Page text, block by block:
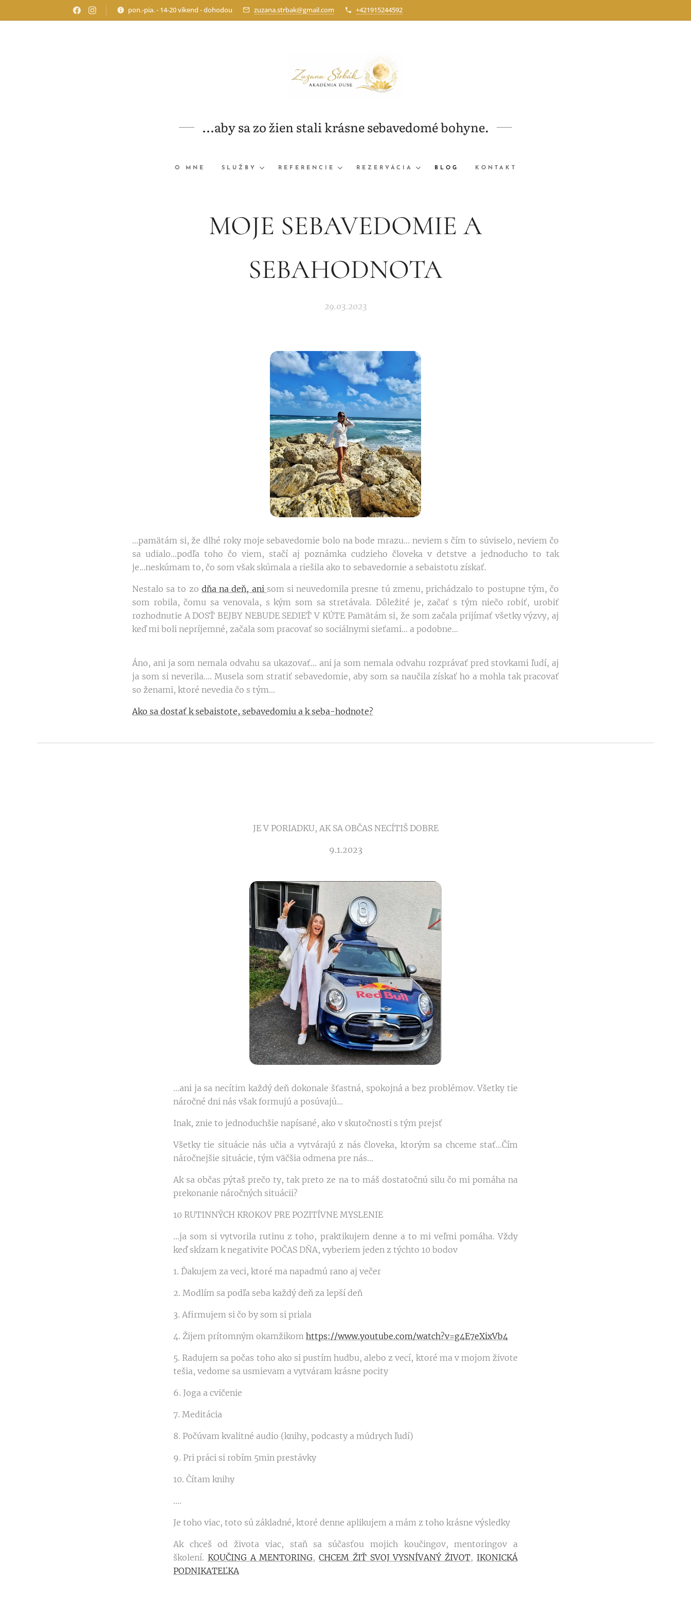
pon.-pia. - 14-20 víkend - dohodou zuzana.strbak@gmail.com +421915244592
...aby sa zo žien stali krásne sebavedomé bohyne.
O MNE SLUŽBY REFERENCIE REZERVÁCIA BLOG KONTAKT
MOJE SEBAVEDOMIE A
SEBAHODNOTA
29.03.2023
...pamätám si, že dlhé roky moje sebavedomie bolo na bode mrazu... neviem s čím to súviselo, neviem čo
sa udialo...podľa toho čo viem, stačí aj poznámka cudzieho človeka v detstve a jednoducho to tak
je...neskúmam to, čo som však skúmala a riešila ako to sebavedomie a sebaistotu získať.
Nestalo sa to zo dňa na deň, ani som si neuvedomila presne tú zmenu, prichádzalo to postupne tým, čo
som robila, čomu sa venovala, s kým som sa stretávala. Dôležité je, začať s tým niečo robiť, urobiť
rozhodnutie A DOSŤ BEJBY NEBUDE SEDIEŤ V KÚTE Pamätám si, že som začala prijímať všetky výzvy, aj
keď mi boli nepríjemné, začala som pracovať so sociálnymi sieťami... a podobne...
Áno, ani ja som nemala odvahu sa ukazovať... ani ja som nemala odvahu rozprávať pred stovkami ľudí, aj
ja som si neverila.... Musela som stratiť sebavedomie, aby som sa naučila získať ho a mohla tak pracovať
so ženami, ktoré nevedia čo s tým...
Ako sa dostať k sebaistote, sebavedomiu a k seba-hodnote?
JE V PORIADKU, AK SA OBČAS NECÍTIŠ DOBRE
9.1.2023
...ani ja sa necítim každý deň dokonale šťastná, spokojná a bez problémov. Všetky tie
náročné dni nás však formujú a posúvajú...
Inak, znie to jednoduchšie napísané, ako v skutočnosti s tým prejsť
Všetky tie situácie nás učia a vytvárajú z nás človeka, ktorým sa chceme stať...Čím
náročnejšie situácie, tým väčšia odmena pre nás...
Ak sa občas pýtaš prečo ty, tak preto ze na to máš dostatočnú silu čo mi pomáha na
prekonanie náročných situácii?
10 RUTINNÝCH KROKOV PRE POZITÍVNE MYSLENIE
...ja som si vytvorila rutinu z toho, praktikujem denne a to mi veľmi pomáha. Vždy
keď skĺzam k negativite POČAS DŇA, vyberiem jeden z týchto 10 bodov
1. Ďakujem za veci, ktoré ma napadmú rano aj večer
2. Modlím sa podľa seba každý deň za lepší deň
3. Afirmujem si čo by som si priala
4. Žijem prítomným okamžikom https://www.youtube.com/watch?v=g4E7eXixVb4
5. Radujem sa počas toho ako si pustím hudbu, alebo z vecí, ktoré ma v mojom živote
tešia, vedome sa usmievam a vytváram krásne pocity
6. Joga a cvičenie
7. Meditácia
8. Počúvam kvalitné audio (knihy, podcasty a múdrych ľudí)
9. Pri práci si robím 5min prestávky
10. Čítam knihy
....
Je toho viac, toto sú základné, ktoré denne aplikujem a mám z toho krásne výsledky
Ak chceš od života viac, staň sa súčasťou mojich koučingov, mentoringov a
školení. KOUČING A MENTORING,CHCEM ŽIŤ SVOJ VYSNÍVANÝ ŽIVOT, IKONICKÁ
PODNIKATEĽKA